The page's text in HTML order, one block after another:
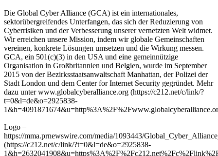
Die Global Cyber Alliance (GCA) ist ein internationales,
sektorübergreifendes Unterfangen, das sich der Reduzierung von
Cyberrisiken und der Verbesserung unserer vernetzten Welt widmet.
Wir erreichen unsere Mission, indem wir globale Gemeinschaften
vereinen, konkrete Lösungen umsetzen und die Wirkung messen.
GCA, ein 501(c)(3) in den USA und eine gemeinnützige
Organisation in Großbritannien und Belgien, wurde im September
2015 von der Bezirksstaatsanwaltschaft Manhattan, der Polizei der
Stadt London und dem Center for Internet Security gegründet. Mehr
dazu unter www.globalcyberalliance.org (https://c212.net/c/link/?
t=0&l=de&o=2925838-
Logo –
https://mma.prnewswire.com/media/1093443/
(https://c212.net/c/link/?t=0&l=de&o=2925838-